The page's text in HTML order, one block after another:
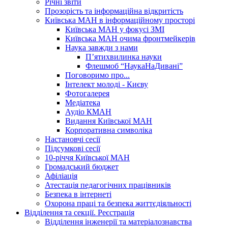
Річні звіти
Прозорість та інформаційна відкритість
Київська МАН в інформаційному просторі
Київська МАН у фокусі ЗМІ
Київська МАН очима фронтмейкерів
Наука завжди з нами
П’ятихвилинка науки
Флешмоб “НаукаНаДивані”
Поговоримо про...
Інтелект молоді - Києву
Фотогалерея
Медіатека
Аудіо КМАН
Видання Київської МАН
Корпоративна символіка
Настановчі сесії
Підсумкові сесії
10-річчя Київської МАН
Громадський бюджет
Афіліація
Атестація педагогічних працівників
Безпека в інтернеті
Охорона праці та безпека життєдіяльності
Відділення та секції. Реєстрація
Відділення інженерії та матеріалознавства